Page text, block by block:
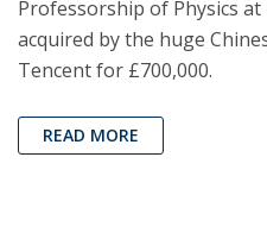
Professorship of Physics
acquired by the huge
Tencent for £700,000.
READ MORE